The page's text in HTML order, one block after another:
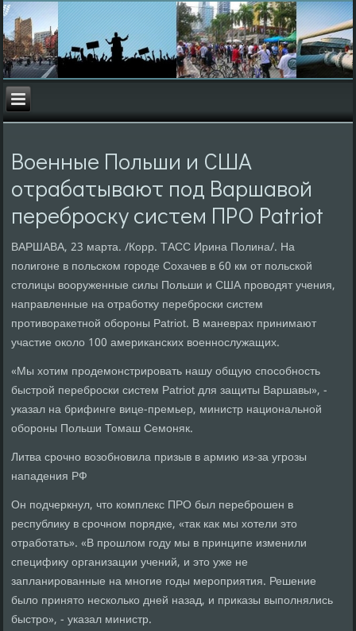
Военные Польши и США
отрабатывают под Варшавой
переброску систем ПРО Patriot
ВАРШАВА, 23 марта. /Корр. ТАСС Ирина Полина/. На
полигоне в польском городе Сохачев в 60 км от польской
столицы вооруженные силы Польши и США проводят учения,
направленные на отработку переброски систем
противоракетной обороны Patriot. В маневрах принимают
участие около 100 американских военнослужащих.
«Мы хотим продемонстрировать нашу общую способность
быстрой переброски систем Patriot для защиты Варшавы», -
указал на брифинге вице-премьер, министр национальной
обороны Польши Томаш Семоняк.
Литва срочно возобновила призыв в армию из-за угрозы
нападения РФ
Он подчеркнул, что комплекс ПРО был переброшен в
республику в срочном порядке, «так как мы хотели это
отработать». «В прошлом году мы в принципе изменили
специфику организации учений, и это уже не
запланированные на многие годы мероприятия. Решение
было принято несколько дней назад, и приказы выполнялись
быстро», - указал министр.